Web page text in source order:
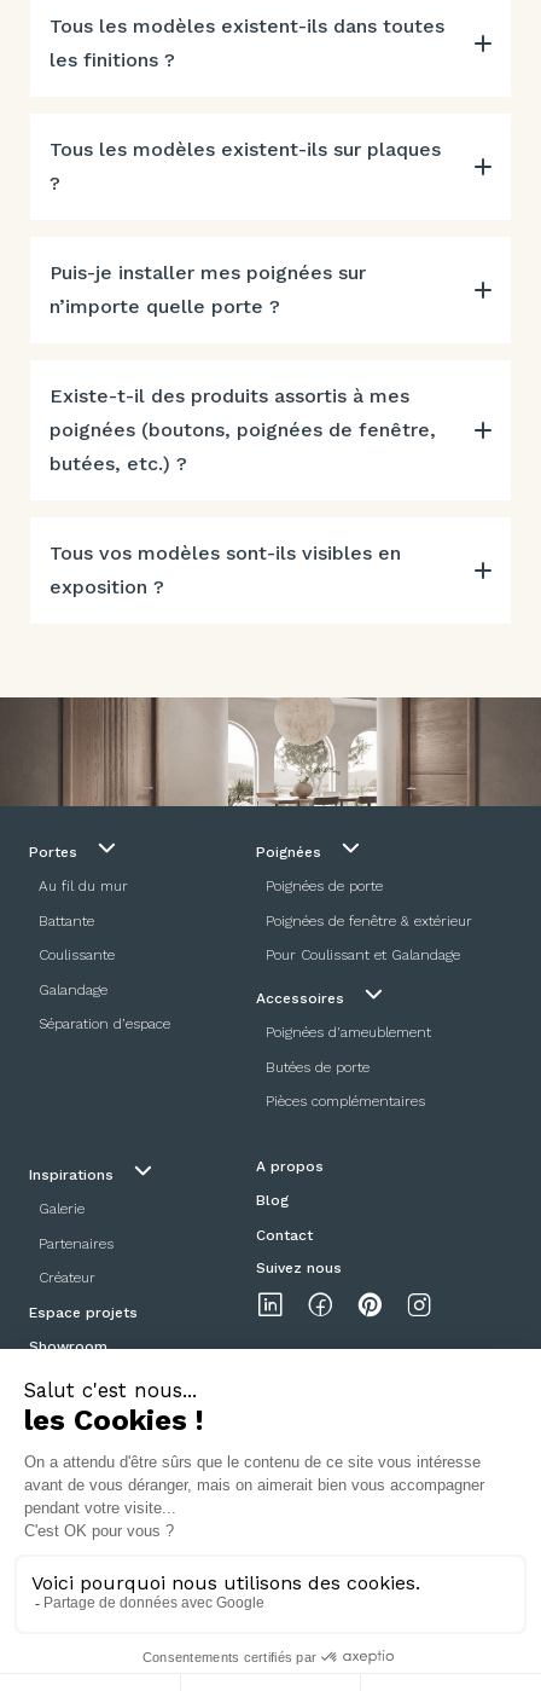
Tous les modèles existent-ils dans toutes
les finitions ?
Tous les modèles existent-ils sur plaques
?
Puis-je installer mes poignées sur
n’importe quelle porte ?
Existe-t-il des produits assortis à mes
poignées (boutons, poignées de fenêtre,
butées, etc.) ?
Tous vos modèles sont-ils visibles en
exposition ?
Portes
Au fil du mur
Battante
Coulissante
Galandage
Séparation d’espace
Poignées
Poignées de porte
Poignées de fenêtre & extérieur
Pour Coulissant et Galandage
Accessoires
Poignées d'ameublement
Butées de porte
Pièces complémentaires
Inspirations
Galerie
Partenaires
Créateur
Espace projets
Showroom
A propos
Blog
Contact
Suivez nous